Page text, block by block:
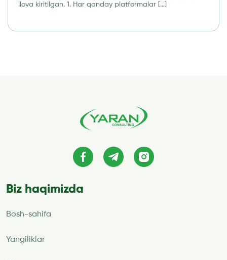
ilova kiritilgan. 1. Har qanday platformalar […]
Biz haqimizda
Bosh-sahifa
Yangiliklar